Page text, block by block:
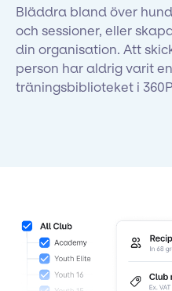
Bläddra bland över
och sessioner, eller
din organisation. Att
person har aldrig varit
träningsbiblioteket i